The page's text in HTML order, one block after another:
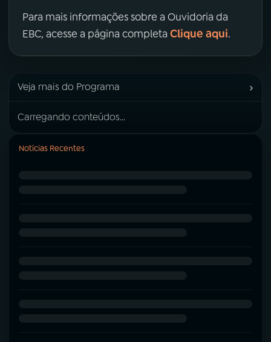
Para mais informações sobre a Ouvidoria da
EBC, acesse a página completa Clique aqui.
Veja mais do Programa ›
Carregando conteúdos...
Notícias Recentes